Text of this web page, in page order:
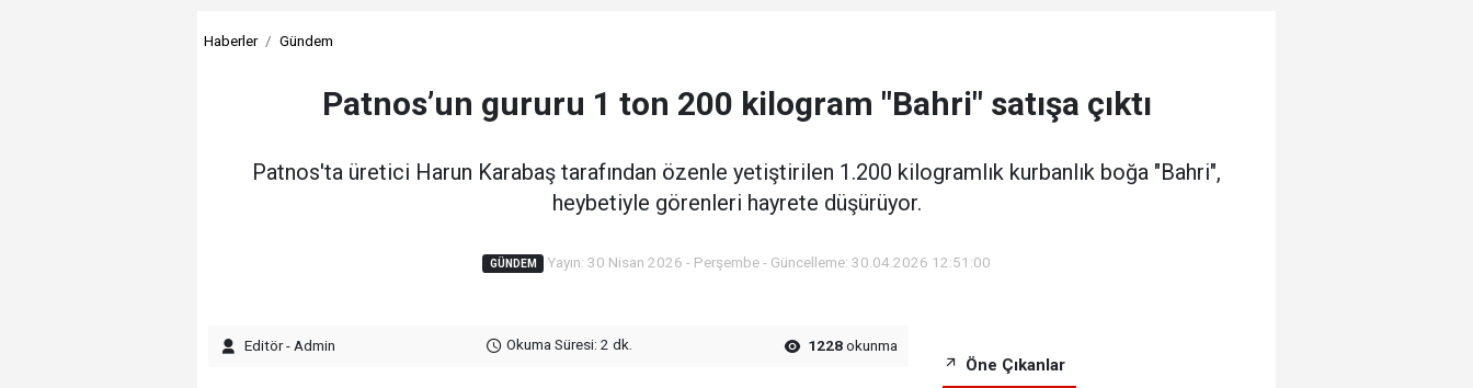
Haberler Gündem
Patnos’un gururu 1 ton 200 kilogram "Bahri" satışa çıktı
Patnos'ta üretici Harun Karabaş tarafından özenle yetiştirilen 1.200 kilogramlık kurbanlık boğa "Bahri",
heybetiyle görenleri hayrete düşürüyor.
GÜNDEM Yayın: 30 Nisan 2026 - Perşembe - Güncelleme: 30.04.2026 12:51:00
Editör - Admin Okuma Süresi: 2 dk. 1228okunma
Öne Çıkanlar